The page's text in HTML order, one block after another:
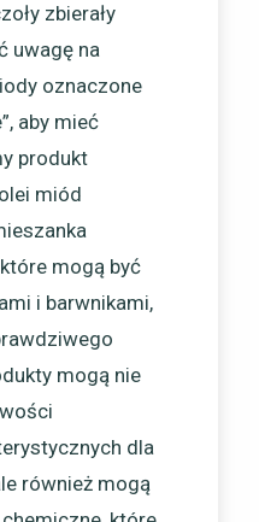
zbierały
uwagę na
oznaczone
aby mieć
produkt
miód
mogą być
i barwnikami,
mogą nie
dla
również mogą